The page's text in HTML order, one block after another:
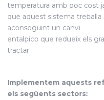
temperatura amb poc cost
que aquest sistema
aconseguint un canvi
entalpico que redueix els
tractar.
Implementem aquests
els següents sectors: